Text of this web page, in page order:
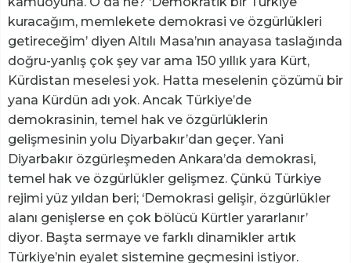
kuracağım, memlekete demokrasi ve özgürlükleri
getireceğim’ diyen Altılı Masa’nın anayasa taslağında
doğru-yanlış çok şey var ama 150 yıllık yara Kürt,
Kürdistan meselesi yok. Hatta meselenin çözümü bir
yana Kürdün adı yok. Ancak Türkiye’de
demokrasinin, temel hak ve özgürlüklerin
gelişmesinin yolu Diyarbakır’dan geçer. Yani
Diyarbakır özgürleşmeden Ankara’da demokrasi,
temel hak ve özgürlükler gelişmez. Çünkü Türkiye
rejimi yüz yıldan beri; ‘Demokrasi gelişir, özgürlükler
alanı genişlerse en çok bölücü Kürtler yararlanır’
diyor. Başta sermaye ve farklı dinamikler artık
Türkiye’nin eyalet sistemine geçmesini istiyor.